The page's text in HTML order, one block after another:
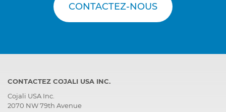
CONTACTEZ-NOUS
CONTACTEZ COJALI USA INC.
Cojali USA Inc.
2070 NW 79th Avenue